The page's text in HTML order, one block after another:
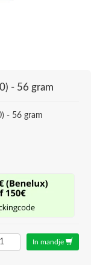
- 56 gram
- 56 gram
In mandje